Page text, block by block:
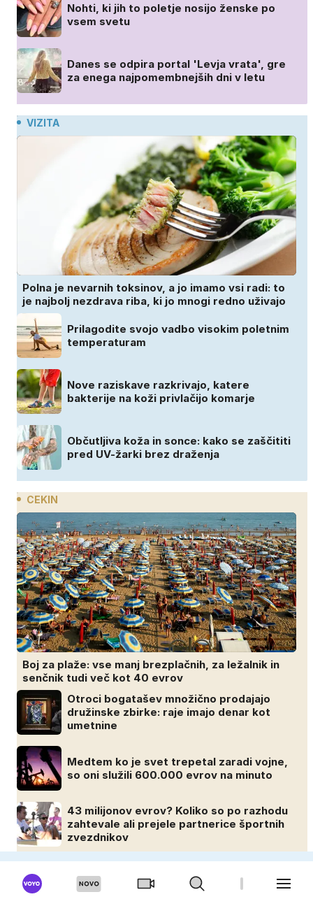
Nohti, ki jih to poletje nosijo ženske po
vsem svetu
Danes se odpira portal 'Levja vrata', gre
za enega najpomembnejših dni v letu
VIZITA
Polna je nevarnih toksinov, a jo imamo vsi radi: to
je najbolj nezdrava riba, ki jo mnogi redno uživajo
Prilagodite svojo vadbo visokim poletnim
temperaturam
Nove raziskave razkrivajo, katere
bakterije na koži privlačijo komarje
Občutljiva koža in sonce: kako se zaščititi
pred UV-žarki brez draženja
CEKIN
Boj za plaže: vse manj brezplačnih, za ležalnik in
senčnik tudi več kot 40 evrov
Otroci bogatašev množično prodajajo
družinske zbirke: raje imajo denar kot
umetnine
Medtem ko je svet trepetal zaradi vojne,
so oni služili 600.000 evrov na minuto
43 milijonov evrov? Koliko so po razhodu
zahtevale ali prejele partnerice športnih
zvezdnikov
MOSKISVET